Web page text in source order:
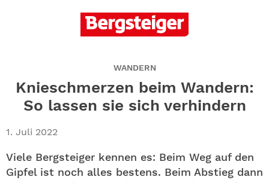
WANDERN
Knieschmerzen beim Wandern:
So lassen sie sich verhindern
1. Juli 2022
Viele Bergsteiger kennen es: Beim Weg auf den
Gipfel ist noch alles bestens. Beim Abstieg dann
NEWSLETTER
ALLE THEMEN